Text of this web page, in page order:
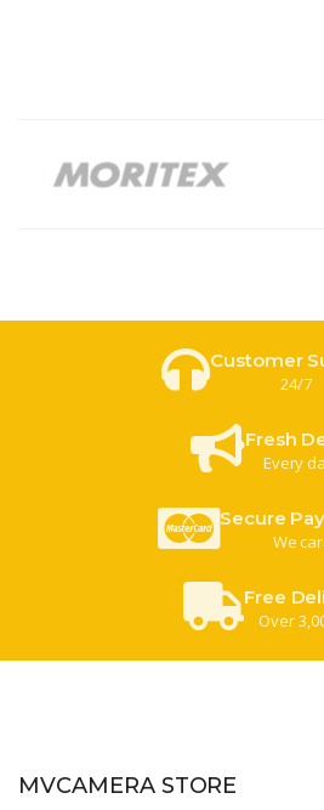
Customer
24/7
Fresh
Every
Secure
We
Free
Over
MVCAMERA STORE